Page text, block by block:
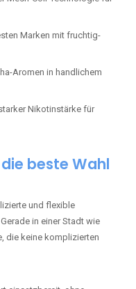
Marken mit fruchtig-
Aromen in handlichem
Nikotinstärke für
beste Wahl
und flexible
in einer Stadt wie
die keine komplizierten